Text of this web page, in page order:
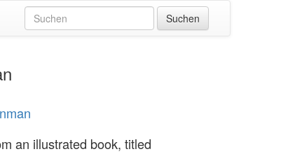
an illustrated book, titled